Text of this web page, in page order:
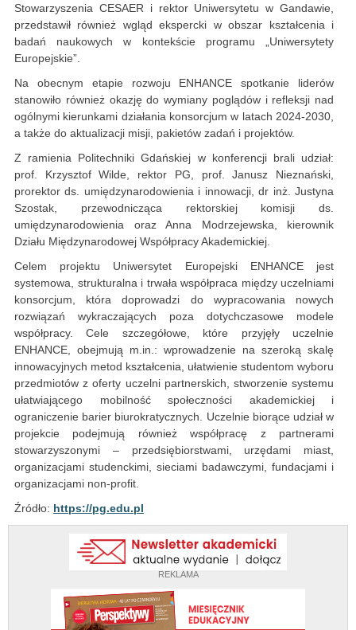
REKLAMA
Stowarzyszenia CESAER i rektor Uniwersytetu w Gandawie,
przedstawił również wgląd ekspercki w obszar kształcenia i
badań naukowych w kontekście programu „Uniwersytety
Europejskie”.
Na obecnym etapie rozwoju ENHANCE spotkanie liderów
stanowiło również okazję do wymiany poglądów i refleksji nad
ogólnymi kierunkami działania konsorcjum w latach 2024-2030,
a także do aktualizacji misji, pakietów zadań i projektów.
Z ramienia Politechniki Gdańskiej w konferencji brali udział:
prof. Krzysztof Wilde, rektor PG, prof. Janusz Nieznański,
prorektor ds. umiędzynarodowienia i innowacji, dr inż. Justyna
Szostak, przewodnicząca rektorskiej komisji ds.
umiędzynarodowienia oraz Anna Modrzejewska, kierownik
Działu Międzynarodowej Współpracy Akademickiej.
Celem projektu Uniwersytet Europejski ENHANCE jest
systemowa, strukturalna i trwała współpraca między uczelniami
konsorcjum, która doprowadzi do wypracowania nowych
rozwiązań wykraczających poza dotychczasowe modele
współpracy. Cele szczegółowe, które przyjęły uczelnie
ENHANCE, obejmują m.in.: wprowadzenie na szeroką skalę
innowacyjnych metod kształcenia, ułatwienie studentom wyboru
przedmiotów z oferty uczelni partnerskich, stworzenie systemu
ułatwiającego mobilność społeczności akademickiej i
ograniczenie barier biurokratycznych. Uczelnie biorące udział w
projekcie podejmują również współpracę z partnerami
stowarzyszonymi – przedsiębiorstwami, urzędami miast,
organizacjami studenckimi, sieciami badawczymi, fundacjami i
organizacjami non-profit.
Źródło: https://pg.edu.pl